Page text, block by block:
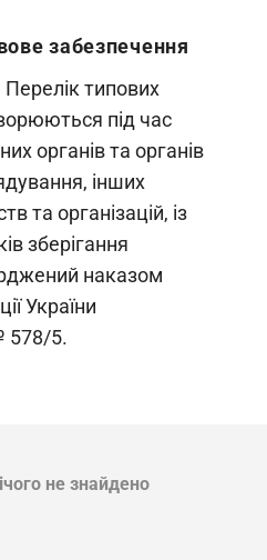
забезпечення
Перелік типових
під час
органів та органів
інших
та організацій, із
зберігання
наказом
України
578/5.
не знайдено